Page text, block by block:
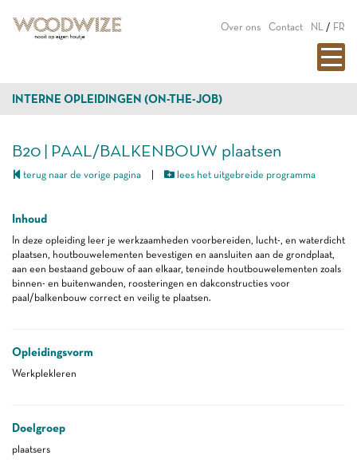
Over ons Contact NL / FR
INTERNE OPLEIDINGEN (ON-THE-JOB)
B20 | PAAL/BALKENBOUW plaatsen
terug naar de vorige pagina lees het uitgebreide programma
Inhoud
In deze opleiding leer je werkzaamheden voorbereiden, lucht-, en waterdicht
plaatsen, houtbouwelementen bevestigen en aansluiten aan de grondplaat,
aan een bestaand gebouw of aan elkaar, teneinde houtbouwelementen zoals
binnen- en buitenwanden, roosteringen en dakconstructies voor
paal/balkenbouw correct en veilig te plaatsen.
Opleidingsvorm
Werkplekleren
Doelgroep
plaatsers